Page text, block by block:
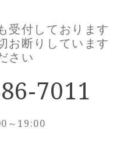
受付しております
お断りしています
さい
7011
～19:00